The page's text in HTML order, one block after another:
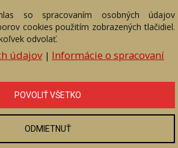
so spracovaním osobných údajov
cookies použitím zobrazených tlačidiel.
odvolať.
údajov| Informácie o spracovaní
POVOLIŤ VŠETKO
ODMIETNUŤ